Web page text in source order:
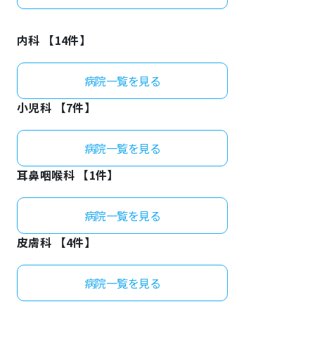
内科 【14件】
病院一覧を見る
小児科 【7件】
病院一覧を見る
耳鼻咽喉科 【1件】
病院一覧を見る
皮膚科 【4件】
病院一覧を見る